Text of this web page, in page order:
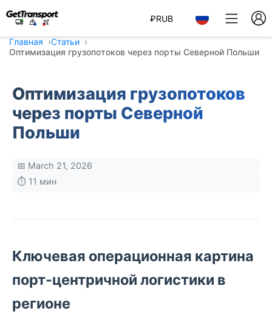
₽RUB
Главная
Статьи
Оптимизация грузопотоков через порты Северной Польши
Оптимизация грузопотоков
через порты Северной
Польши
📅 March 21, 2026
⏱️ 11 мин
Ключевая операционная картина
порт-центричной логистики в
регионе